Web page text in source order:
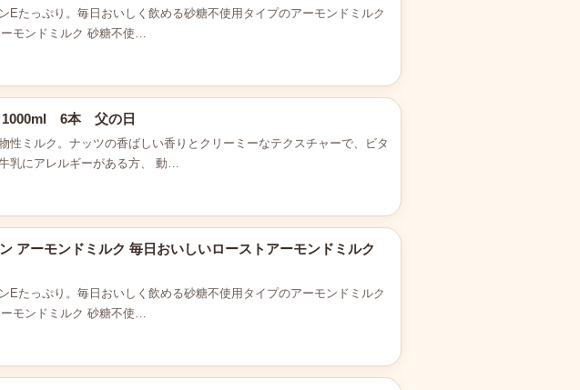
Eたっぷり。毎日おいしく飲める砂糖不使用タイプのアーモンドミルク
モンドミルク 砂糖不使…
1000ml 6本 父の日
ミルク。ナッツの香ばしい香りとクリーミーなテクスチャーで、ビタ
乳にアレルギーがある方、 動…
アーモンドミルク 毎日おいしいローストアーモンドミルク
Eたっぷり。毎日おいしく飲める砂糖不使用タイプのアーモンドミルク
モンドミルク 砂糖不使…